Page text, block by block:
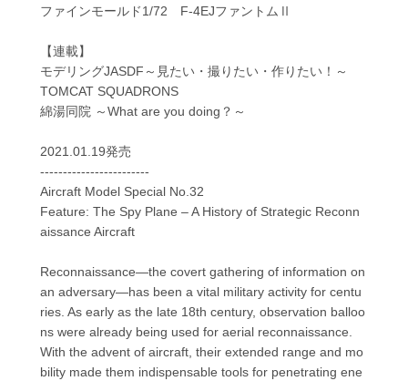
ファインモールド1/72 F-4EJファントムⅡ
【連載】
モデリングJASDF～見たい・撮りたい・作りたい！～
TOMCAT SQUADRONS
綿湯同院 ～What are you doing？～
2021.01.19発売
------------------------
Aircraft Model Special No.32
Feature: The Spy Plane – A History of Strategic Reconn
aissance Aircraft
Reconnaissance—the covert gathering of information on
an adversary—has been a vital military activity for centu
ries. As early as the late 18th century, observation balloo
ns were already being used for aerial reconnaissance.
With the advent of aircraft, their extended range and mo
bility made them indispensable tools for penetrating ene